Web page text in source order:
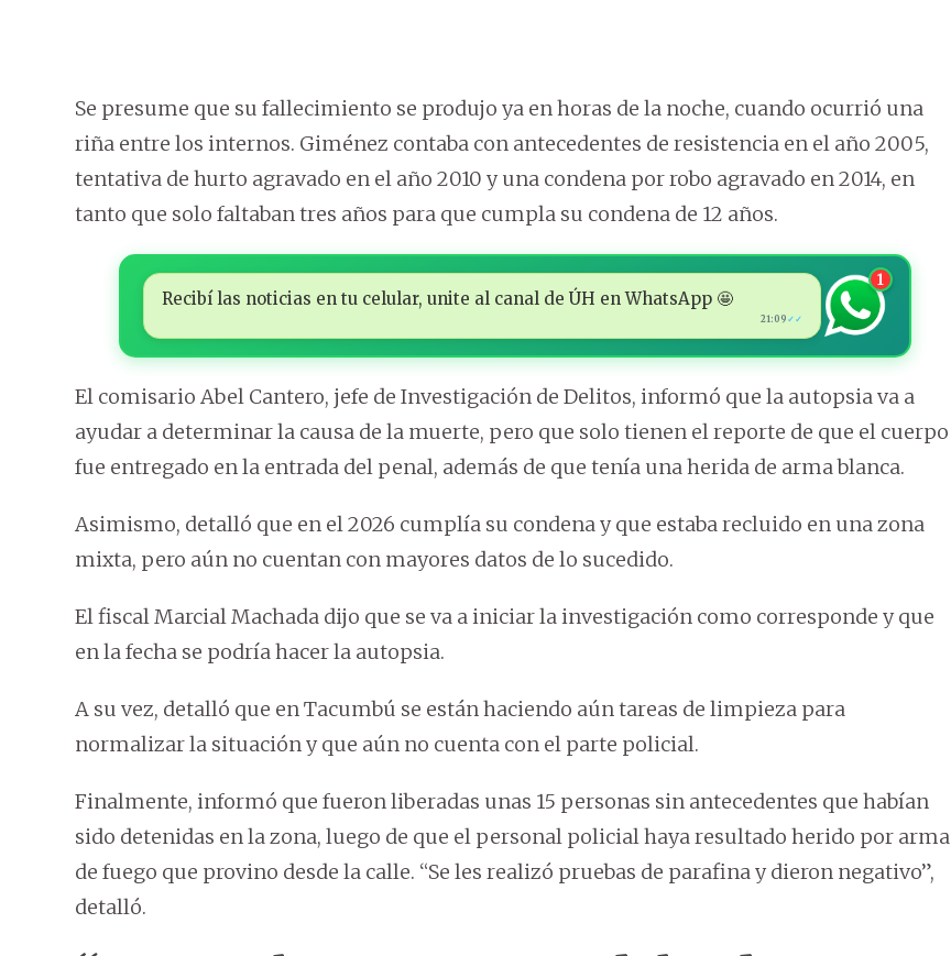
Se presume que su fallecimiento se produjo ya en horas de la noche, cuando ocurrió una
riña entre los internos. Giménez contaba con antecedentes de resistencia en el año 2005,
tentativa de hurto agravado en el año 2010 y una condena por robo agravado en 2014, en
tanto que solo faltaban tres años para que cumpla su condena de 12 años.
Recibí las noticias en tu celular, unite al canal de ÚH en WhatsApp 🤩
21:09 ✓✓
1
El comisario Abel Cantero, jefe de Investigación de Delitos, informó que la autopsia va a
ayudar a determinar la causa de la muerte, pero que solo tienen el reporte de que el cuerpo
fue entregado en la entrada del penal, además de que tenía una herida de arma blanca.
Asimismo, detalló que en el 2026 cumplía su condena y que estaba recluido en una zona
mixta, pero aún no cuentan con mayores datos de lo sucedido.
El fiscal Marcial Machada dijo que se va a iniciar la investigación como corresponde y que
en la fecha se podría hacer la autopsia.
A su vez, detalló que en Tacumbú se están haciendo aún tareas de limpieza para
normalizar la situación y que aún no cuenta con el parte policial.
Finalmente, informó que fueron liberadas unas 15 personas sin antecedentes que habían
sido detenidas en la zona, luego de que el personal policial haya resultado herido por arma
de fuego que provino desde la calle. “Se les realizó pruebas de parafina y dieron negativo”,
detalló.